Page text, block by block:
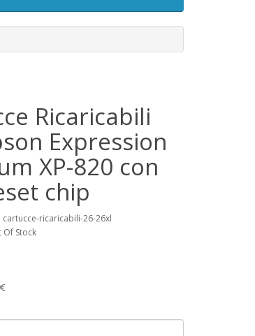
Ricaricabili
Expression
XP-820 con
chip
ricaricabili-26-26xl
Stock